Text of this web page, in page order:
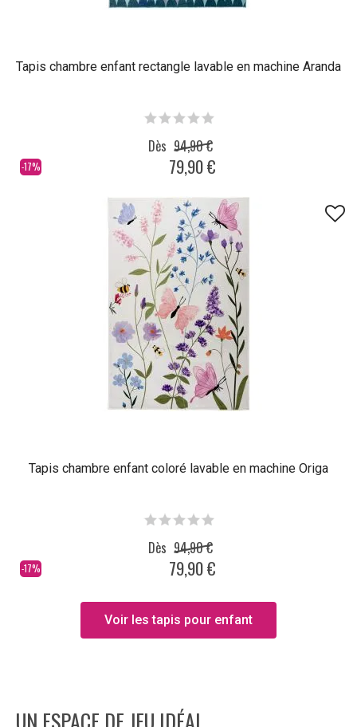
Tapis chambre enfant rectangle lavable en machine Aranda
-17%
Dès 94,90 €
79,90 €
Tapis chambre enfant coloré lavable en machine Origa
-17%
Dès 94,90 €
79,90 €
Voir les tapis pour enfant
UN ESPACE DE JEU IDÉAL